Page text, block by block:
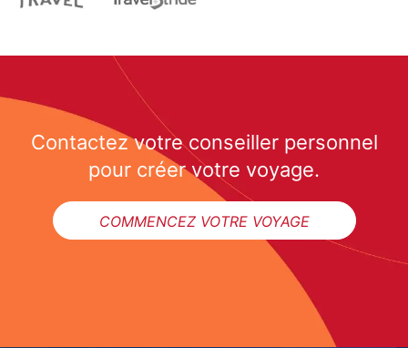
Contactez votre conseiller personnel
pour créer votre voyage.
COMMENCEZ VOTRE VOYAGE